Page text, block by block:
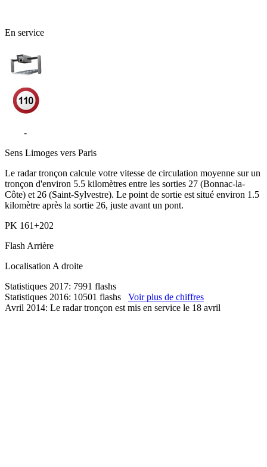
En service
-
Sens Limoges vers Paris
Le radar tronçon calcule votre vitesse de circulation moyenne sur un
tronçon d'environ 5.5 kilomètres entre les sorties 27 (Bonnac-la-
Côte) et 26 (Saint-Sylvestre). Le point de sortie est situé environ 1.5
kilomètre après la sortie 26, juste avant un pont.
PK 161+202
Flash Arrière
Localisation A droite
Statistiques 2017: 7991 flashs
Statistiques 2016: 10501 flashs Voir plus de chiffres
Avril 2014: Le radar tronçon est mis en service le 18 avril